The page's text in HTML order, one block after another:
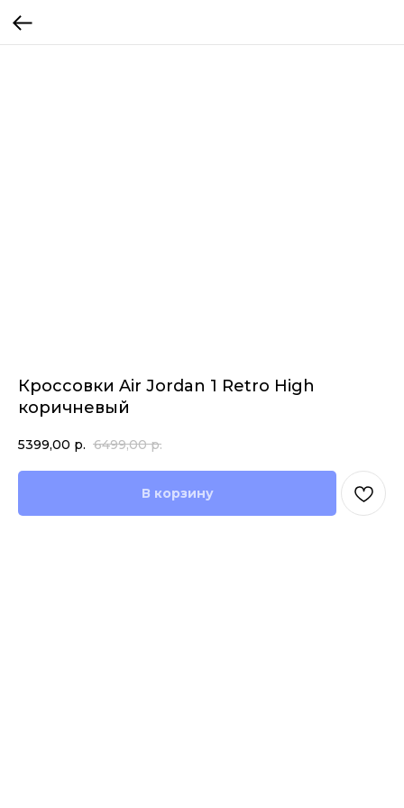
Кроссовки Air Jordan 1 Retro High
коричневый
5399,00 р. 6499,00 р.
В корзину